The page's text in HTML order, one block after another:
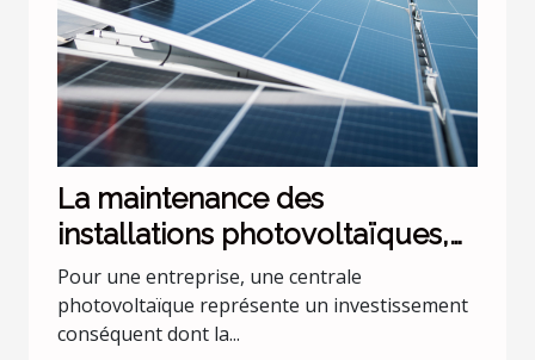
La maintenance des
installations photovoltaïques,
l'assurance d'un rendement
durable pour les
professionnels de la Sarthe
Pour une entreprise, une centrale
photovoltaïque représente un investissement
conséquent dont la...